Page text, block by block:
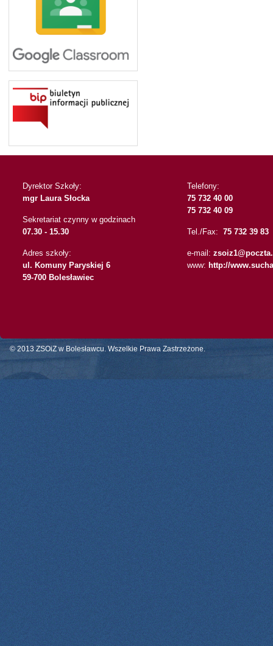
Dyrektor Szkoły:
mgr Laura Słocka
Sekretariat czynny w godzinach
07.30 - 15.30
Adres szkoły:
ul. Komuny Paryskiej 6
59-700 Bolesławiec
Telefony:
75 732 40 00
75 732 40 09
Tel./Fax: 75 732 39 83
e-mail:
www: http://
© 2013 ZSOiZ w Bolesławcu. Wszelkie Prawa Zastrzeżone.